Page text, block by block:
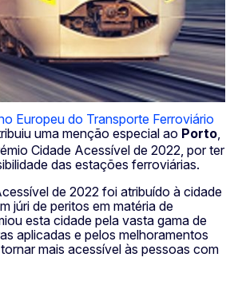
Europeu do Transporte Ferroviário
uma menção especial ao Porto
Cidade Acessível de 2022, por ter
das estações ferroviárias.
de 2022 foi atribuído à cidade
júri de peritos em matéria de
esta cidade pela vasta gama de
aplicadas e pelos melhoramentos
mais acessível às pessoas com